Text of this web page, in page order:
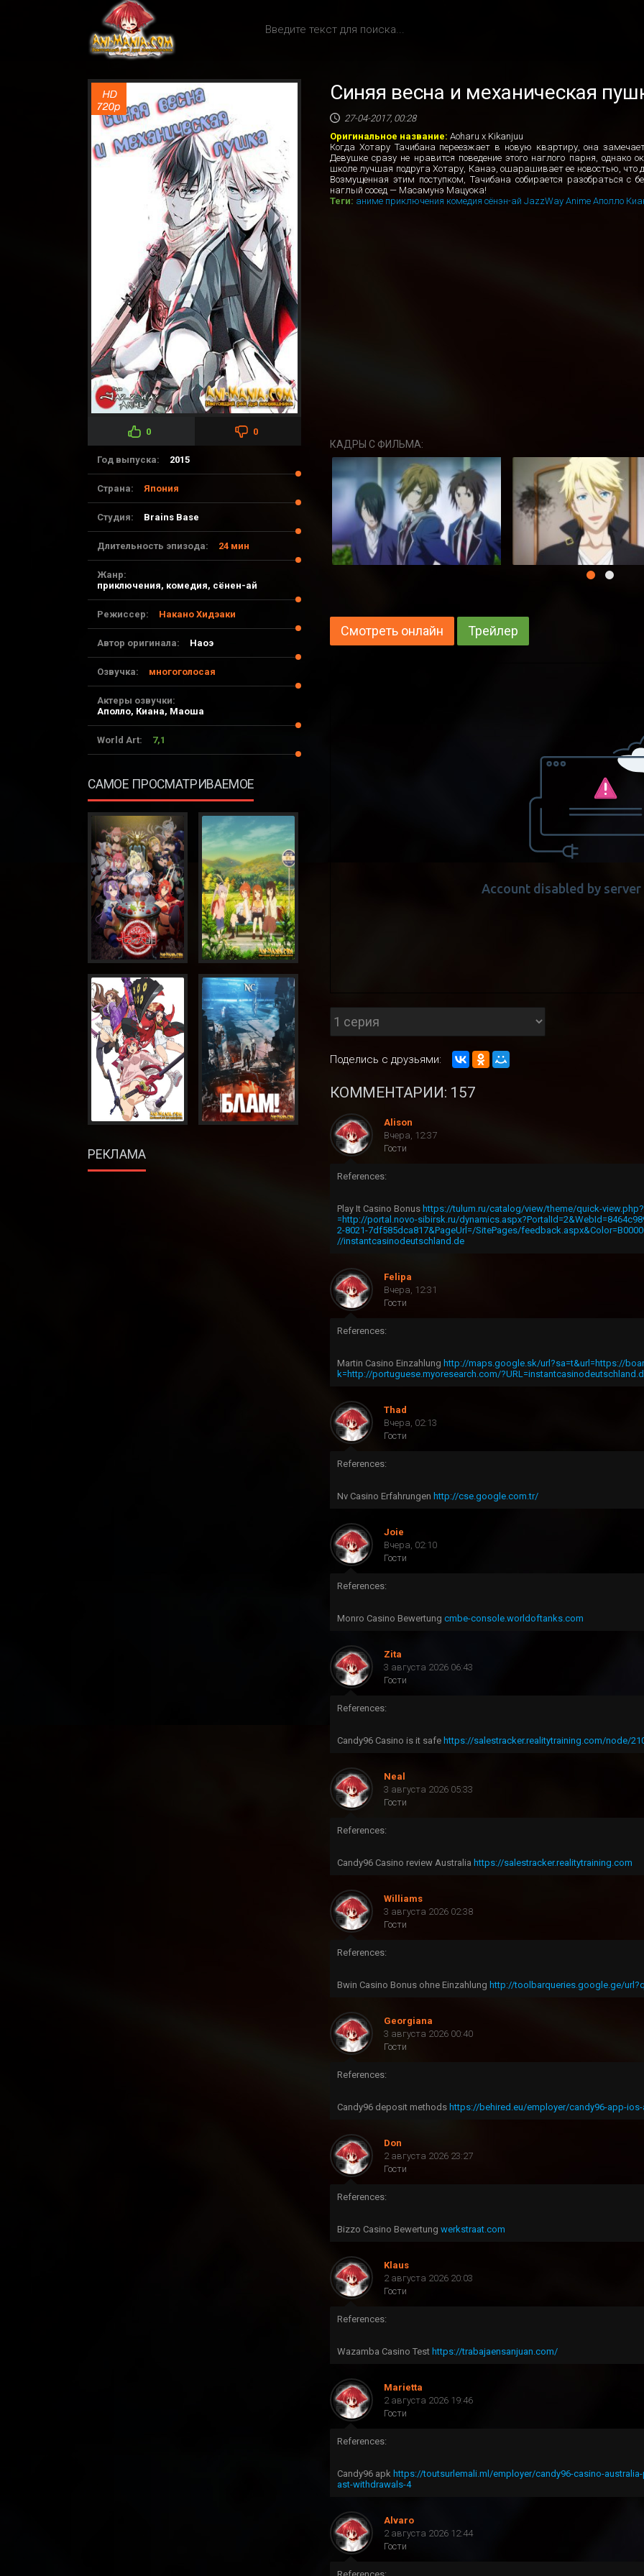
0 0
Год выпуска: 2015
Страна: Япония
Студия: Brains Base
Длительность эпизода: 24 мин
Жанр:
приключения, комедия, сёнен-ай
Режиссер: Накано Хидэаки
Автор оригинала: Наоэ
Озвучка: многоголосая
Актеры озвучки:
Аполло, Киана, Маоша
World Art: 7,1
САМОЕ ПРОСМАТРИВАЕМОЕ
РЕКЛАМА
Синяя весна и механическая
27-04-2017, 00:28
Оригинальное название: Aoharu x Kikanjuu
Когда Хотару Тачибана переезжает в новую квартиру, она
Девушке сразу не нравится поведение этого наглого парня, однако
школе лучшая подруга Хотару, Канаэ, ошарашивает ее новостью, что
Возмущенная этим поступком, Тачибана собирается разобраться
наглый сосед — Масамунэ Мацуока!
Теги: аниме приключения комедия сёнэн-ай JazzWay Anime Аполло
КАДРЫ С ФИЛЬМА:
Смотреть онлайн Трейлер
Поделись с друзьями:
КОММЕНТАРИИ: 157
Alison
Вчера, 12:37
Гости
References:
Play It Casino Bonus https://tulum.ru/catalog/view/theme/quick-
=http://portal.novo-sibirsk.ru/
2-8021-7df585dca817&PageUrl=/SitePages/
//instantcasinodeutschland.de
Felipa
Вчера, 12:31
Гости
References:
Martin Casino Einzahlung http://maps.google.sk/url?sa=t&url=https://
k=http://portuguese.myoresearch.com/
Thad
Вчера, 02:13
Гости
References:
Nv Casino Erfahrungen http://cse.google.com.tr/
Joie
Вчера, 02:10
Гости
References:
Monro Casino Bewertung cmbe-console.worldoftanks.com
Zita
3 августа 2026 06:43
Гости
References:
Candy96 Casino is it safe https://salestracker.realitytraining.com/node/
Neal
3 августа 2026 05:33
Гости
References:
Candy96 Casino review Australia https://salestracker.realitytraining.com
Williams
3 августа 2026 02:38
Гости
References:
Bwin Casino Bonus ohne Einzahlung http://toolbarqueries.google.ge/
Georgiana
3 августа 2026 00:40
Гости
References:
Candy96 deposit methods https://behired.eu/employer/candy96-app-
Don
2 августа 2026 23:27
Гости
References:
Bizzo Casino Bewertung werkstraat.com
Klaus
2 августа 2026 20:03
Гости
References:
Wazamba Casino Test https://trabajaensanjuan.com/
Marietta
2 августа 2026 19:46
Гости
References:
Candy96 apk https://toutsurlemali.ml/employer/candy96-casino-
ast-withdrawals-4
Alvaro
2 августа 2026 12:44
Гости